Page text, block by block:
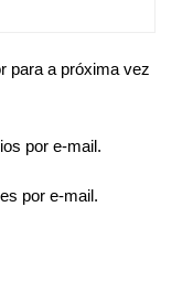
para a próxima vez
por e-mail.
por e-mail.